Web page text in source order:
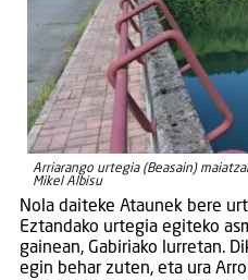
Arriarango urtegia (Beasain)
Mikel Albisu
Nola daiteke Ataunek bere
Eztandako urtegia egiteko
gainean, Gabiriako lurretan.
egin behar zuten, eta ura